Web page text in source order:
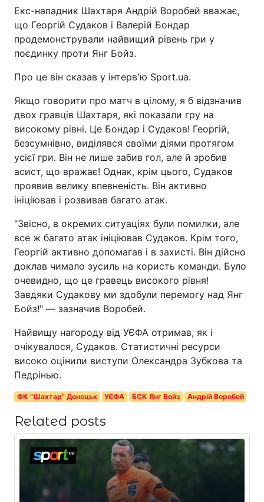
Екс-нападник Шахтаря Андрій Воробей вважає,
що Георгій Судаков і Валерій Бондар
продемонстрували найвищий рівень гри у
поєдинку проти Янг Бойз.
Про це він сказав у інтерв'ю Sport.ua.
Якщо говорити про матч в цілому, я б відзначив
двох гравців Шахтаря, які показали гру на
високому рівні. Це Бондар і Судаков! Георгій,
безсумнівно, виділявся своїми діями протягом
усієї гри. Він не лише забив гол, але й зробив
асист, що вражає! Однак, крім цього, Судаков
проявив велику впевненість. Він активно
ініціював і розвивав багато атак.
"Звісно, в окремих ситуаціях були помилки, але
все ж багато атак ініціював Судаков. Крім того,
Георгій активно допомагав і в захисті. Він дійсно
доклав чимало зусиль на користь команди. Було
очевидно, що це гравець високого рівня!
Завдяки Судакову ми здобули перемогу над Янг
Бойз!" — зазначив Воробей.
Найвищу нагороду від УЄФА отримав, як і
очікувалося, Судаков. Статистичні ресурси
високо оцінили виступи Олександра Зубкова та
Педрінью.
ФК "Шахтар" Донецьк УЄФА БСК Янг Бойз Андрій Воробей
Related posts